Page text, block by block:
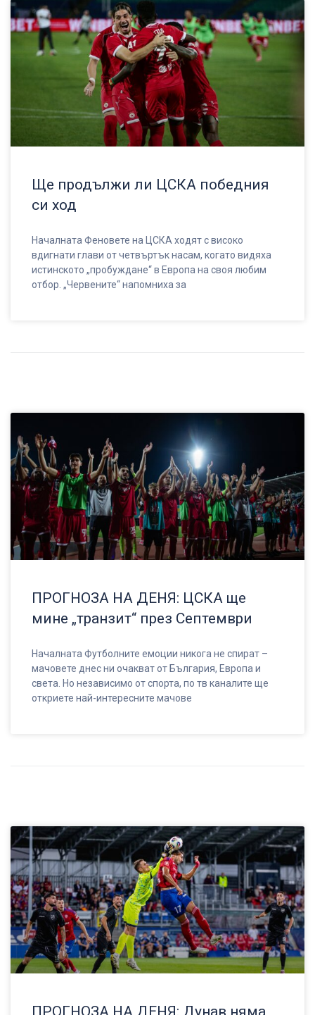
Ще продължи ли ЦСКА победния
си ход
Началната Феновете на ЦСКА ходят с високо
вдигнати глави от четвъртък насам, когато видяха
истинското „пробуждане“ в Европа на своя любим
отбор. „Червените“ напомниха за
ПРОГНОЗА НА ДЕНЯ: ЦСКА ще
мине „транзит“ през Септември
Началната Футболните емоции никога не спират –
мачовете днес ни очакват от България, Европа и
света. Но независимо от спорта, по тв каналите ще
откриете най-интересните мачове
ПРОГНОЗА НА ДЕНЯ: Дунав няма